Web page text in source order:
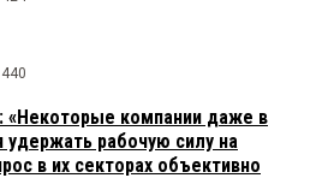
440
компании даже в
рабочую силу на
в их секторах объективно